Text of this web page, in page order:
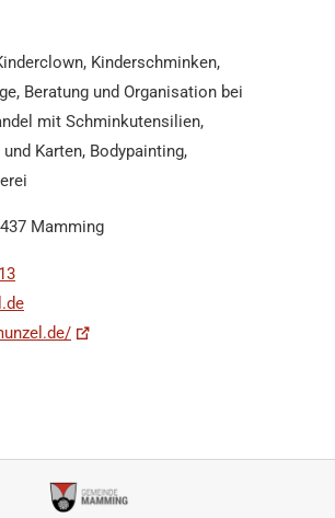
Kinderschminken,
Beratung und Organisation bei
mit Schminkutensilien,
Karten, Bodypainting,
Mamming